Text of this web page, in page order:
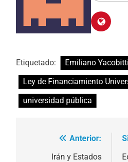
Etiquetado:
Emiliano Yacobitti
Ley de Financiamiento
universidad pública
Navegación
Anterior:
Irán y Estados